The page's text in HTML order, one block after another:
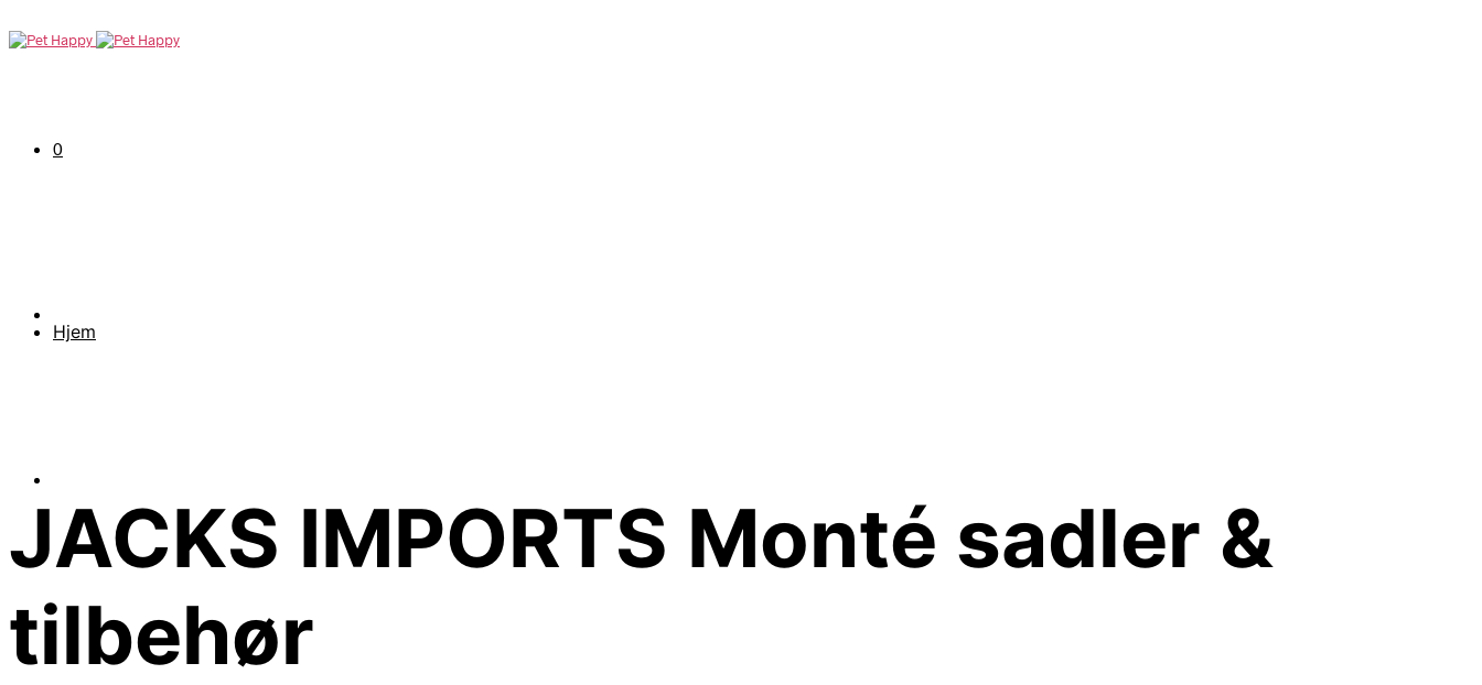
0
Hjem
JACKS IMPORTS Monté sadler &
tilbehør